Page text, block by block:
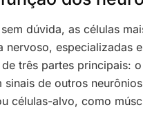
dúvida, as células
nervoso, especializadas
três partes principais:
de outros
células-alvo, como